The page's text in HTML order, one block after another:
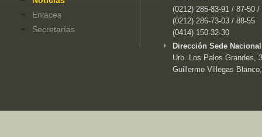
Enlaces
Secretarías
(0212) 285-83-91 / 87-50 /
(0212) 286-73-03 / 88-55
(0414) 150-32-30
Dirección Sede
Urb. Los Palos Grandes,
Guillermo Villegas